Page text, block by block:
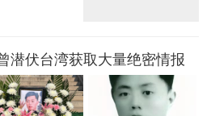
潜伏台湾获取大量绝密情报